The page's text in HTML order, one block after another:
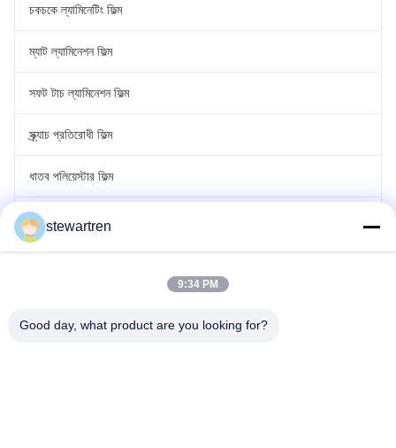
চকচকে ল্যামিনেটিং ফিল্ম
ম্যাট ল্যামিনেশন ফিল্ম
সফট টাচ ল্যামিনেশন ফিল্ম
স্ক্র্যাচ প্রতিরোধী ফিল্ম
ধাতব পলিয়েস্টার ফিল্ম
লেজার হলোগ্রাফিক ফিল্ম
stewartren
9:34 PM
Good day, what product are you looking for?